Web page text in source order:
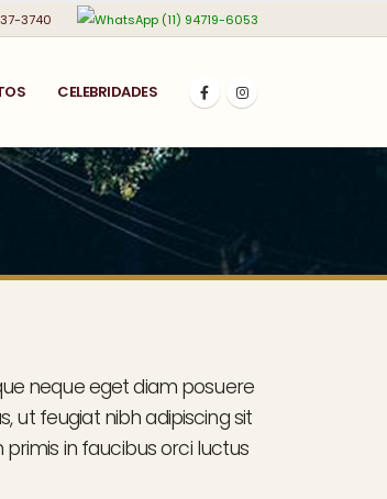
3740 (11) 94719-6053
CELEBRIDADES
neque eget diam posuere
ut feugiat nibh adipiscing sit
in faucibus orci luctus